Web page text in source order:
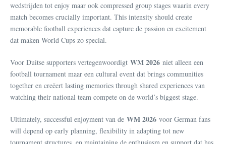
wedstrijden tot enjoy maar ook compressed group stages waarin every
match becomes crucially important. This intensity should create
memorable football experiences dat capture de passion en excitement
dat maken World Cups zo special.
Voor Duitse supporters vertegenwoordigt WM 2026 niet alleen een
football tournament maar een cultural event dat brings communities
together en creëert lasting memories through shared experiences van
watching their national team compete on de world’s biggest stage.
Ultimately, successful enjoyment van de WM 2026 voor German fans
will depend op early planning, flexibility in adapting tot new